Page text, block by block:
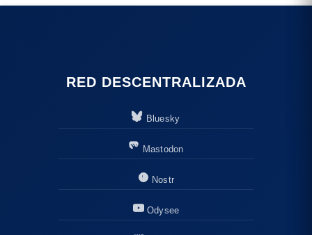
RED DESCENTRALIZADA
Bluesky
Mastodon
Nostr
Odysee